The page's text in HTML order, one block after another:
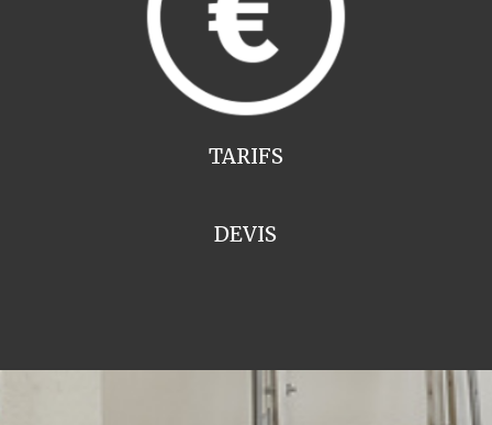
TARIFS
DEVIS